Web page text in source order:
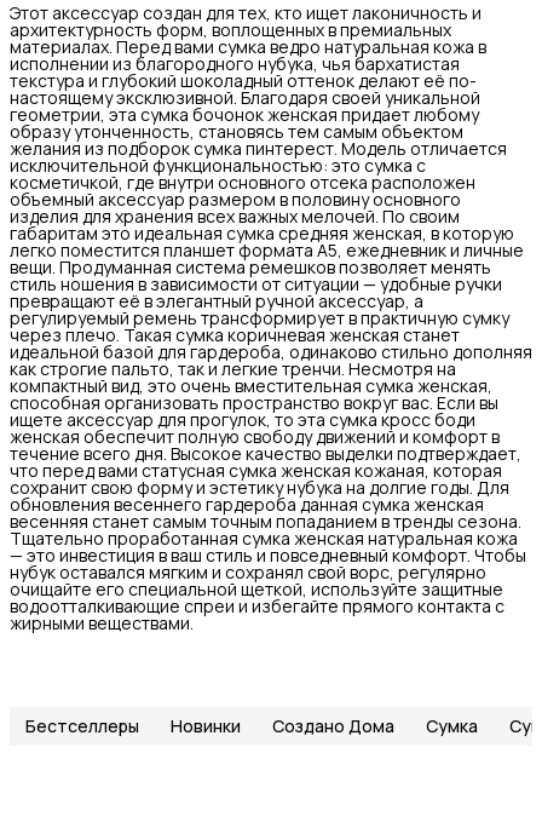
Этот аксессуар создан для тех, кто ищет лаконичность и
архитектурность форм, воплощенных в премиальных
материалах. Перед вами сумка ведро натуральная кожа в
исполнении из благородного нубука, чья бархатистая
текстура и глубокий шоколадный оттенок делают её по-
настоящему эксклюзивной. Благодаря своей уникальной
геометрии, эта сумка бочонок женская придает любому
образу утонченность, становясь тем самым объектом
желания из подборок сумка пинтерест. Модель отличается
исключительной функциональностью: это сумка с
косметичкой, где внутри основного отсека расположен
объемный аксессуар размером в половину основного
изделия для хранения всех важных мелочей. По своим
габаритам это идеальная сумка средняя женская, в которую
легко поместится планшет формата А5, ежедневник и личные
вещи. Продуманная система ремешков позволяет менять
стиль ношения в зависимости от ситуации — удобные ручки
превращают её в элегантный ручной аксессуар, а
регулируемый ремень трансформирует в практичную сумку
через плечо. Такая сумка коричневая женская станет
идеальной базой для гардероба, одинаково стильно дополняя
как строгие пальто, так и легкие тренчи. Несмотря на
компактный вид, это очень вместительная сумка женская,
способная организовать пространство вокруг вас. Если вы
ищете аксессуар для прогулок, то эта сумка кросс боди
женская обеспечит полную свободу движений и комфорт в
течение всего дня. Высокое качество выделки подтверждает,
что перед вами статусная сумка женская кожаная, которая
сохранит свою форму и эстетику нубука на долгие годы. Для
обновления весеннего гардероба данная сумка женская
весенняя станет самым точным попаданием в тренды сезона.
Тщательно проработанная сумка женская натуральная кожа
— это инвестиция в ваш стиль и повседневный комфорт. Чтобы
нубук оставался мягким и сохранял свой ворс, регулярно
очищайте его специальной щеткой, используйте защитные
водоотталкивающие спреи и избегайте прямого контакта с
жирными веществами.
Бестселлеры Новинки Создано Дома Сумка